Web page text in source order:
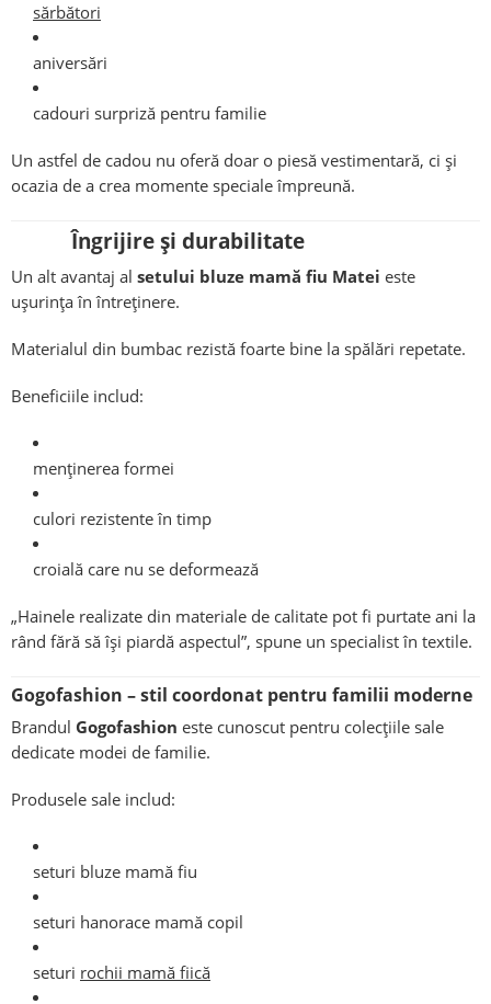
sărbători
aniversări
cadouri surpriză pentru familie
Un astfel de cadou nu oferă doar o piesă vestimentară, ci și
ocazia de a crea momente speciale împreună.
Îngrijire și durabilitate
Un alt avantaj al setului bluze mamă fiu Matei este
ușurința în întreținere.
Materialul din bumbac rezistă foarte bine la spălări repetate.
Beneficiile includ:
menținerea formei
culori rezistente în timp
croială care nu se deformează
„Hainele realizate din materiale de calitate pot fi purtate ani la
rând fără să își piardă aspectul”, spune un specialist în textile.
Gogofashion – stil coordonat pentru familii moderne
Brandul Gogofashion este cunoscut pentru colecțiile sale
dedicate modei de familie.
Produsele sale includ:
seturi bluze mamă fiu
seturi hanorace mamă copil
seturi rochii mamă fiică